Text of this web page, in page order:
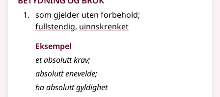
som gjelder uten forbehold;
fullstendig, uinnskrenket
Eksempel
et absolutt krav;
absoluttenevelde;
haabsoluttgyldighet